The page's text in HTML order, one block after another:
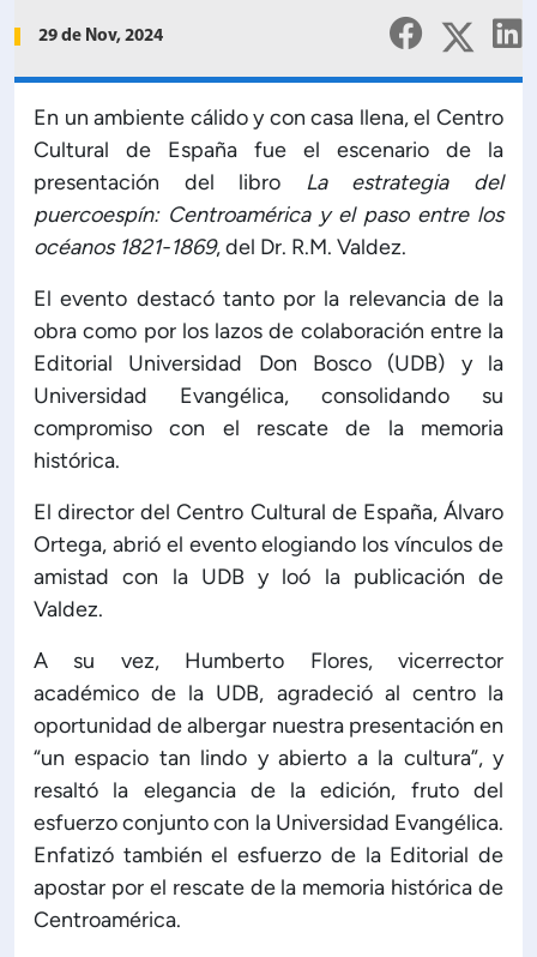
Capacitación Institucional
Estructura organizativa
Rector
Académica
Secretaría General
de Ciencia y Tecnología
de Gestión Institucional
de Administración y Finanzas
Profesional e Internacionalización
Calidad Académica
Políticas institucionales
Acreditaciones
Publicaciones
29 de Nov, 2024
En un ambiente cálido y con casa llena, el Centro
Cultural de España fue el escenario de la
presentación del libro La estrategia del
puercoespín: Centroamérica y el paso entre los
océanos 1821-1869, del Dr. R.M. Valdez.
El evento destacó tanto por la relevancia de la
obra como por los lazos de colaboración entre la
Editorial Universidad Don Bosco (UDB) y la
Universidad Evangélica, consolidando su
compromiso con el rescate de la memoria
histórica.
El director del Centro Cultural de España, Álvaro
Ortega, abrió el evento elogiando los vínculos de
amistad con la UDB y loó la publicación de
Valdez.
A su vez, Humberto Flores, vicerrector
académico de la UDB, agradeció al centro la
oportunidad de albergar nuestra presentación en
“un espacio tan lindo y abierto a la cultura”, y
resaltó la elegancia de la edición, fruto del
esfuerzo conjunto con la Universidad Evangélica.
Enfatizó también el esfuerzo de la Editorial de
apostar por el rescate de la memoria histórica de
Centroamérica.